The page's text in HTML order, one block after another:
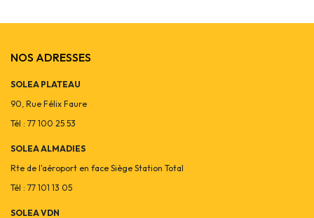
NOS ADRESSES
SOLEA PLATEAU
90, Rue Félix Faure
Tél : 77 100 25 53
SOLEA ALMADIES
Rte de l'aéroport en face Siège Station Total
Tél : 77 101 13 05
SOLEA VDN